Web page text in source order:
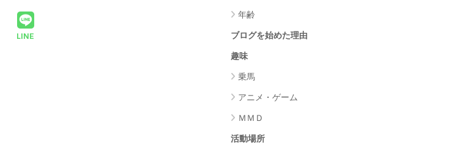
LINE
年齢
ブログを始めた理由
趣味
乗馬
アニメ・ゲーム
ＭＭＤ
活動場所